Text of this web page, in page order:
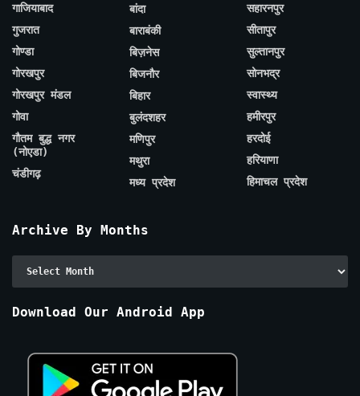
गाजियाबाद
गुजरात
गोण्डा
गोरखपुर
गोरखपुर मंडल
गोवा
गौतम बुद्ध नगर
(नोएडा)
चंडीगढ़
बांदा
बाराबंकी
बिज़नेस
बिजनौर
बिहार
बुलंदशहर
मणिपुर
मथुरा
मध्य प्रदेश
सहारनपुर
सीतापुर
सुल्तानपुर
सोनभद्र
स्वास्थ्य
हमीरपुर
हरदोई
हरियाणा
हिमाचल प्रदेश
Archive By Months
Download Our Android App